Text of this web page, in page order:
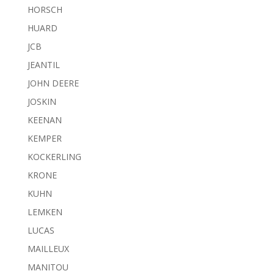
HORSCH
HUARD
JCB
JEANTIL
JOHN DEERE
JOSKIN
KEENAN
KEMPER
KOCKERLING
KRONE
KUHN
LEMKEN
LUCAS
MAILLEUX
MANITOU